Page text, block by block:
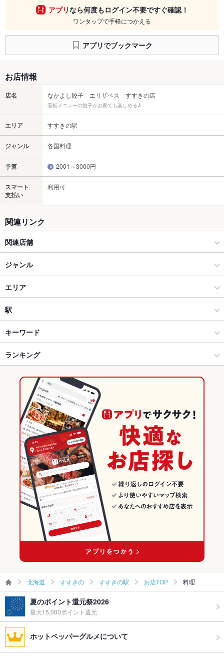
アプリなら何度もログイン不要ですぐ確認！
ワンタップで手軽につかえる
アプリでブックマーク
お店情報
店名 なかよし餃子 エリザベス すすきの店
看板メニューの餃子がお家でも楽しめる♪
エリア すすきの駅
ジャンル 各国料理
予算 2001～3000円
スマート
支払い
利用可
関連リンク
関連店舗
なかよし餃子エリザベス 西18丁目店
ジャンル
各国料理
無国籍・多国籍料理
すすきの × 各国料理
すすきの × 無国籍・多国籍料理
すすきの駅 × 各国料理
すすきの駅 × 無国籍・多国籍料理
エリア
すすきの駅
すすきの駅 × 各国料理
すすきの駅 × 無国籍・多国籍料理
北海道
北海道 × 各国料理
北海道 × 無国籍・多国籍料理
駅
大通駅
すすきの駅
豊水すすきの駅
キーワード
卵焼き 手羽先
ランキング
北海道のグルメランキング
北海道の各国料理ランキング
すすきののグルメランキング
すすきのの各国料理ランキング
すすきの駅のグルメランキング
すすきの駅の各国料理ランキング
北海道 すすきの すすきの駅 お店TOP 料理
夏のポイント還元祭2026
最大15,000ポイント還元
ホットペッパーグルメについて